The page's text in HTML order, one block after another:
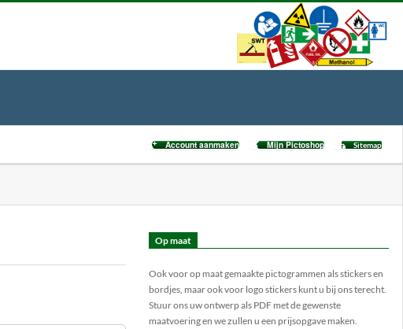
Account aanmaken Mijn Pictoshop Sitemap
Op maat
Ook voor op maat gemaakte pictogrammen als stickers en
bordjes, maar ook voor logo stickers kunt u bij ons terecht.
Stuur ons uw ontwerp als PDF met de gewenste
maatvoering en we zullen u een prijsopgave maken.